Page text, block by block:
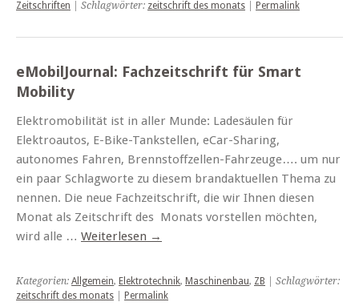
Zeitschriften | Schlagwörter: zeitschrift des monats Permalink
eMobilJournal: Fachzeitschrift für Smart
Mobility
Elektromobilität ist in aller Munde: Ladesäulen für
Elektroautos, E-Bike-Tankstellen, eCar-Sharing,
autonomes Fahren, Brennstoffzellen-Fahrzeuge…. um nur
ein paar Schlagworte zu diesem brandaktuellen Thema zu
nennen. Die neue Fachzeitschrift, die wir Ihnen diesen
Monat als Zeitschrift des Monats vorstellen möchten,
wird alle … Weiterlesen →
Kategorien: Allgemein, Elektrotechnik, Maschinenbau, ZB | Schlagwörter:
zeitschrift des monats
Permalink